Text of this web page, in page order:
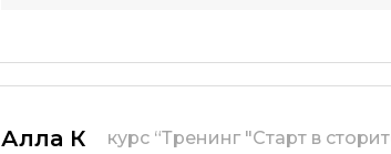
Алла К курс “Тренинг "Старт в